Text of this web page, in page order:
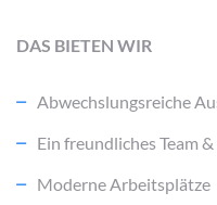
DAS BIETEN WIR
Abwechslungsreiche
Ein freundliches Team
Moderne Arbeitsplätze